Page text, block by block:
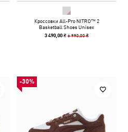
Кроссовки All-Pro NITRO™ 2
Basketball Shoes Unisex
3 490,00 ₴6 990,00 ₴
-30%